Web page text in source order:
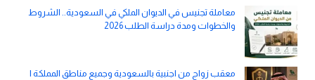
معاملة تجنيس في الديوان الملكي في السعودية.. الشروط
والخطوات ومدة دراسة الطلب 2026
معقب زواج من اجنبية بالسعودية وجميع مناطق المملكة |